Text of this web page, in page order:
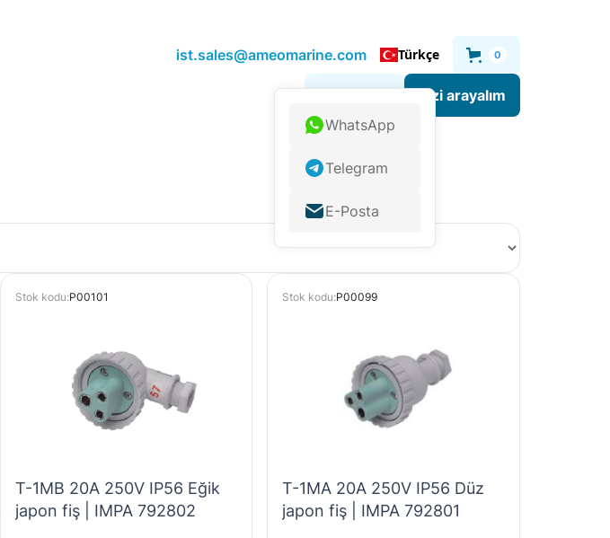
ist.sales@ameomarine.com Türkçe 0
WhatsApp
Telegram
E-Posta
Sizi arayalım
Stok kodu:P00101
T-1MB 20A 250V IP56 Eğik
japon fiş | IMPA 792802
Stok kodu:P00099
T-1MA 20A 250V IP56 Düz
japon fiş | IMPA 792801